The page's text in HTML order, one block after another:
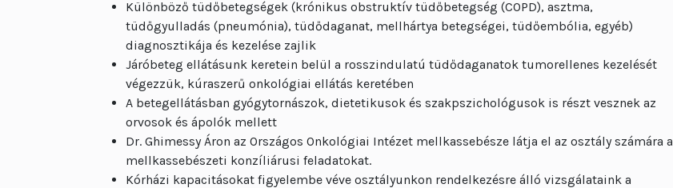
Különböző tüdőbetegségek (krónikus obstruktív tüdőbetegség (COPD), asztma,
tüdőgyulladás (pneumónia), tüdődaganat, mellhártya betegségei, tüdőembólia, egyéb)
diagnosztikája és kezelése zajlik
Járóbeteg ellátásunk keretein belül a rosszindulatú tüdődaganatok tumorellenes kezelését
végezzük, kúraszerű onkológiai ellátás keretében
A betegellátásban gyógytornászok, dietetikusok és szakpszichológusok is részt vesznek az
orvosok és ápolók mellett
Dr. Ghimessy Áron az Országos Onkológiai Intézet mellkassebésze látja el az osztály számára a
mellkassebészeti konzíliárusi feladatokat.
Kórházi kapacitásokat figyelembe véve osztályunkon rendelkezésre álló vizsgálataink a